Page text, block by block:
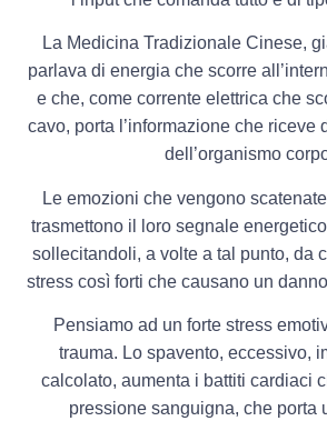
La Medicina Tradizionale Cinese,
parlava di energia che scorre
e che, come corrente elettrica che
cavo, porta l’informazione che riceve
dell’organismo
Le emozioni che vengono
trasmettono il loro segnale
sollecitandoli, a volte a tal punto, da
stress così forti che causano un
Pensiamo ad un forte stress
trauma. Lo spavento, eccessivo,
calcolato, aumenta i battiti cardiaci
pressione sanguigna, che porta